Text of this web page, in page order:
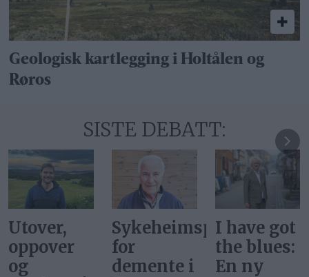
Geologisk kartlegging i Holtålen og
Røros
SISTE DEBATT:
Sykeheimsprisene
for
demente i
I have got
the blues:
En ny
De hadde
ikke